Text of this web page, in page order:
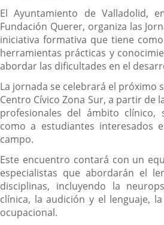
El Ayuntamiento de Valladolid,
Fundación Querer, organiza las
iniciativa formativa que tiene
herramientas prácticas y
abordar las dificultades en el
La jornada se celebrará el próximo
Centro Cívico Zona Sur, a partir de
profesionales del ámbito clínico,
como a estudiantes interesados
campo.
Este encuentro contará con un
especialistas que abordarán el
disciplinas, incluyendo la
clínica, la audición y el lenguaje,
ocupacional.